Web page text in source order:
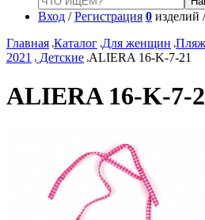
Вход /Регистрация 0 изделий
Главная Каталог Для женщин
2021
Детские ALIERA 16-K-7-21
ALIERA 16-K-7-